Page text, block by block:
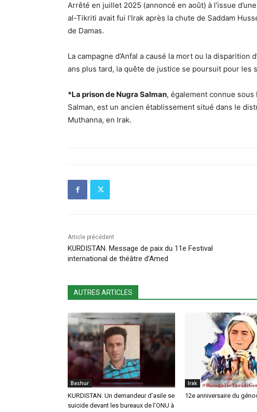
Arrêté en juillet 2025 (annoncé en août) à l’issue
al-Tikriti avait fui l’Irak après la chute de Saddam
de Damas.
La campagne d’Anfal a causé la mort ou la disparition
ans plus tard, la quête de justice se poursuit pour les
*La prison de Nugra Salman, également connue
Salman, est un ancien établissement situé dans le
Muthanna, en Irak.
Article précédent
KURDISTAN. Message de paix du 11e Festival
international de théâtre d’Amed
AUTRES ARTICLES
Bashur
KURDISTAN. Un demandeur d’asile se
suicide devant les bureaux de l’ONU à
Irak
12e anniversaire du